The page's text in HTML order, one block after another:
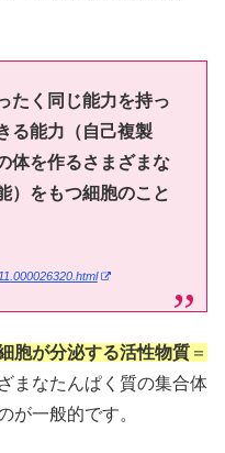
たく同じ能力を持っ
る能力（自己複製
体を作るさまざまな
）をもつ細胞のこと
胞が分泌する活性物質 ＝
ざまなたんぱく質の集合体
が一般的です。